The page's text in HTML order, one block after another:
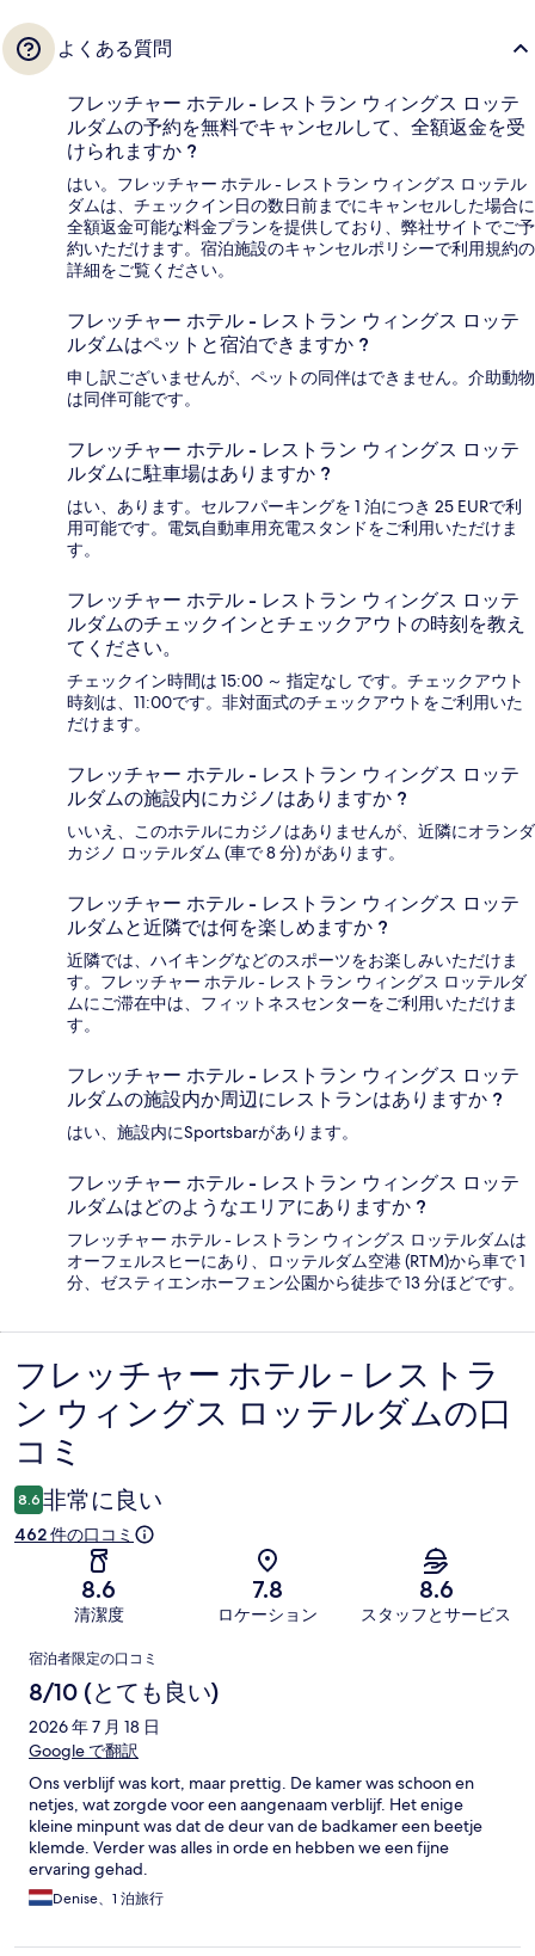
よくある質問
フレッチャー ホテル - レストラン ウィングス ロッテ
ルダムの予約を無料でキャンセルして、全額返金を受
けられますか ?
はい。フレッチャー ホテル - レストラン ウィングス ロッテル
ダムは、チェックイン日の数日前までにキャンセルした場合に
全額返金可能な料金プランを提供しており、弊社サイトでご予
約いただけます。宿泊施設のキャンセルポリシーで利用規約の
詳細をご覧ください。
フレッチャー ホテル - レストラン ウィングス ロッテ
ルダムはペットと宿泊できますか ?
申し訳ございませんが、ペットの同伴はできません。介助動物
は同伴可能です。
フレッチャー ホテル - レストラン ウィングス ロッテ
ルダムに駐車場はありますか ?
はい、あります。セルフパーキングを 1 泊につき 25 EURで利
用可能です。電気自動車用充電スタンドをご利用いただけま
す。
フレッチャー ホテル - レストラン ウィングス ロッテ
ルダムのチェックインとチェックアウトの時刻を教え
てください。
チェックイン時間は 15:00 ～ 指定なし です。チェックアウト
時刻は、11:00です。非対面式のチェックアウトをご利用いた
だけます。
フレッチャー ホテル - レストラン ウィングス ロッテ
ルダムの施設内にカジノはありますか ?
いいえ、このホテルにカジノはありませんが、近隣にオランダ
カジノ ロッテルダム (車で 8 分) があります。
フレッチャー ホテル - レストラン ウィングス ロッテ
ルダムと近隣では何を楽しめますか ?
近隣では、ハイキングなどのスポーツをお楽しみいただけま
す。フレッチャー ホテル - レストラン ウィングス ロッテルダ
ムにご滞在中は、フィットネスセンターをご利用いただけま
す。
フレッチャー ホテル - レストラン ウィングス ロッテ
ルダムの施設内か周辺にレストランはありますか ?
はい、施設内にSportsbarがあります。
フレッチャー ホテル - レストラン ウィングス ロッテ
ルダムはどのようなエリアにありますか ?
フレッチャー ホテル - レストラン ウィングス ロッテルダムは
オーフェルスヒーにあり、ロッテルダム空港 (RTM)から車で 1
分、ゼスティエンホーフェン公園から徒歩で 13 分ほどです。
口
コ
ミ
フレッチャー ホテル - レストラ
ン ウィングス ロッテルダムの口
コミ
8.6 非常に良い
462 件の口コミ
8.6
清潔度
7.8
ロケーション
8.6
スタッフとサービス
口
コ
ミ
宿泊者限定の口コミ
8/10 (とても良い)
2026 年 7 月 18 日
Google で翻訳
Ons verblijf was kort, maar prettig. De kamer was schoon en
netjes, wat zorgde voor een aangenaam verblijf. Het enige
kleine minpunt was dat de deur van de badkamer een beetje
klemde. Verder was alles in orde en hebben we een fijne
ervaring gehad.
Denise、1 泊旅行